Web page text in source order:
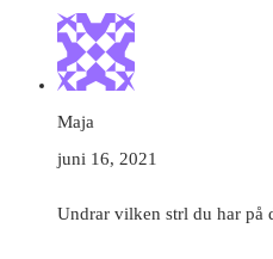
Maja
juni 16, 2021
Undrar vilken strl du har på